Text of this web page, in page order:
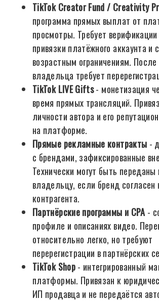
TikTok Creator Fund / Creativity
программа прямых выплат от
просмотры. Требует
привязки платёжного аккаунта и
возрастным ограничениям.
владельца требует
TikTok LIVE Gifts- монетизация
время прямых трансляций.
личности автора и его
на платформе.
Прямые рекламные контракты -
с брендами, зафиксированные
Технически могут быть переданы
владельцу, если бренд согласен
контрагента.
Партнёрские программы и CPA -
профиле и описаниях видео.
относительно легко, но требуют
перерегистрации в партнёрских
TikTok Shop- интегрированный
платформы. Привязан к
ИП продавца и не передаётся